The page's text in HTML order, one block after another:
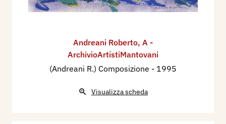
Andreani Roberto, A -
ArchivioArtistiMantovani
(Andreani R.) Composizione - 1995
Visualizza scheda